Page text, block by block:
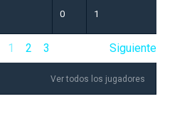
0 1
1 2 3 Siguiente
Ver todos los jugadores